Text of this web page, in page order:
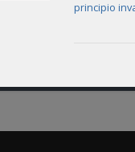
principio